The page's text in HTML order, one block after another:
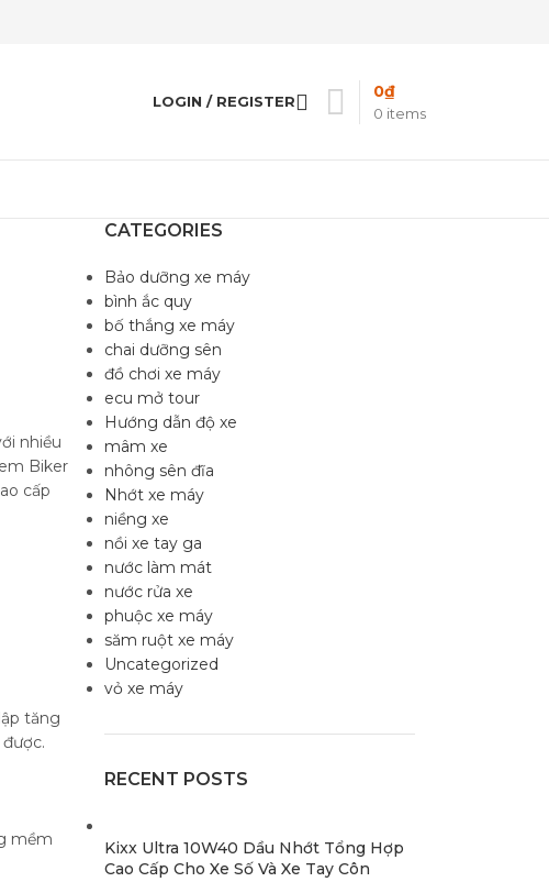
LOGIN / REGISTER
0 items
0₫
nhiều
Biker
cấp
tăng
mềm
CATEGORIES
Bảo dưỡng xe máy
bình ắc quy
bố thắng xe máy
chai dưỡng sên
đồ chơi xe máy
ecu mở tour
Hướng dẫn độ xe
mâm xe
nhông sên đĩa
Nhớt xe máy
niềng xe
nồi xe tay ga
nước làm mát
nước rửa xe
phuộc xe máy
săm ruột xe máy
Uncategorized
vỏ xe máy
RECENT POSTS
Kixx Ultra 10W40 Dầu Nhớt Tổng Hợp
Cao Cấp Cho Xe Số Và Xe Tay Côn